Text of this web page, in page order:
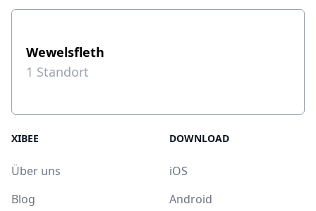
Wewelsfleth
1 Standort
XIBEE
Über uns
Blog
DOWNLOAD
iOS
Android